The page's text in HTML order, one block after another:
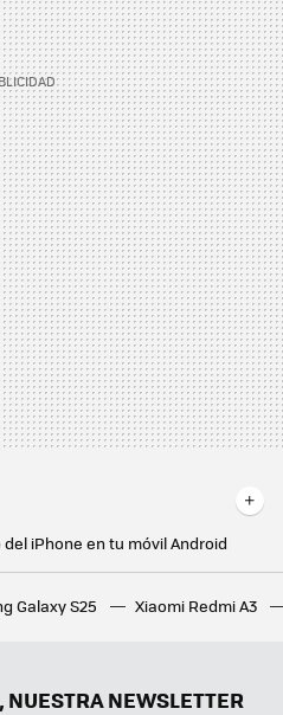
iPhone en tu móvil Android
Mis aplicaciones no abren algunos archivos: así puedes arreglar los ajustes de las apps predeterminadas
'Mickey 17' es la nueva película de ciencia ficción distópica que lidera la taquilla. El problema es que no lo suficiente
Galaxy S25 Xiaomi Redmi A3
NEWSLETTER